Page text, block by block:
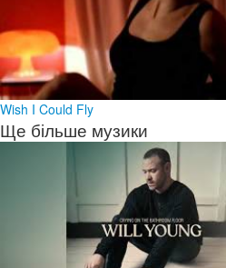
Wish I Could Fly
Ще більше музики